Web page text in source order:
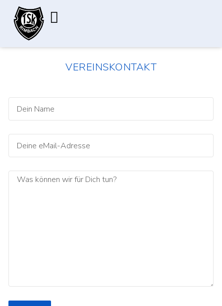
Inhalt
springen
VEREINSKONTAKT
Name
Adresse